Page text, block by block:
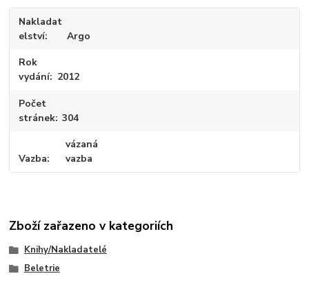
Nakladat
elství
Argo
Rok
vydání
2012
Počet
stránek 304
Vazba
vázaná
vazba
Zboží zařazeno v kategoriích
Knihy/Nakladatelé
Beletrie